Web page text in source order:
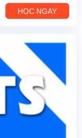
HỌC NGAY